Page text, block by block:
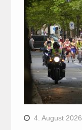
4. August 2026